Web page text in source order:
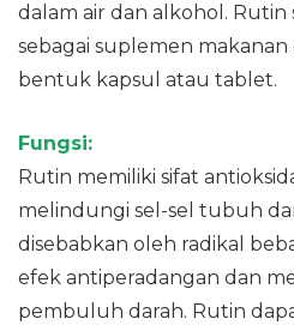
dalam air dan alkohol.
sebagai suplemen
bentuk kapsul atau tablet.
Fungsi:
Rutin memiliki sifat
melindungi sel-sel tubuh
disebabkan oleh radikal
efek antiperadangan dan
pembuluh darah. Rutin